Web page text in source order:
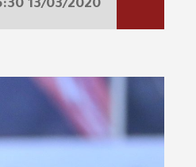
13/03/2020